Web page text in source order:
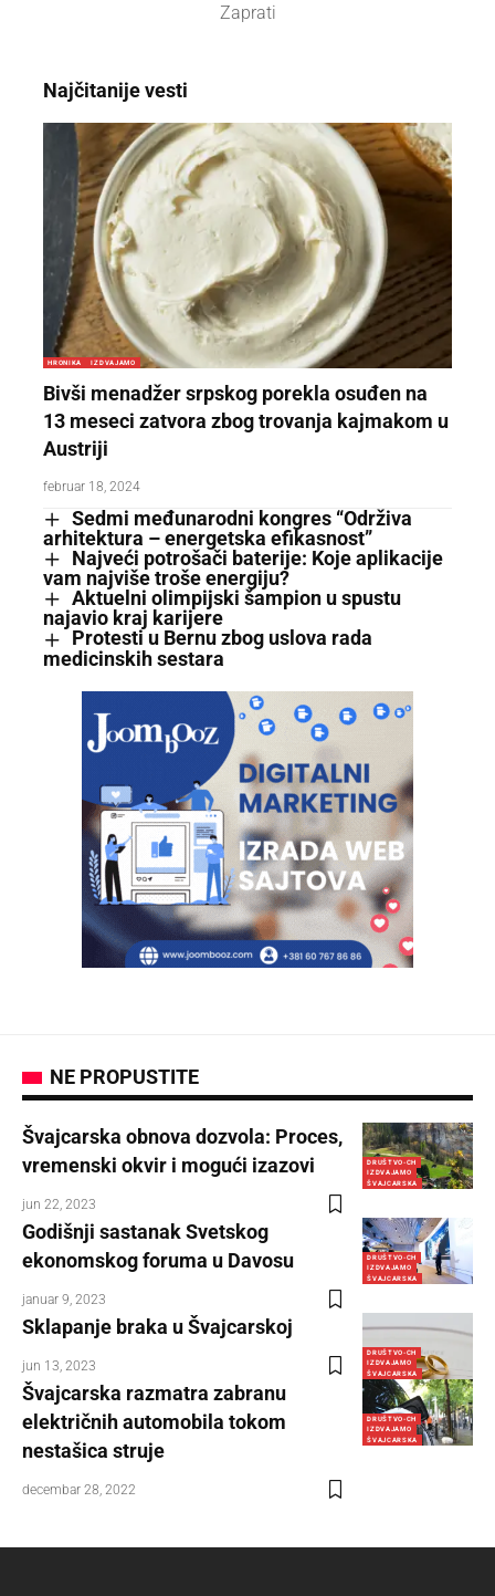
Zaprati
Najčitanije vesti
HRONIKA IZDVAJAMO
Bivši menadžer srpskog porekla osuđen na
13 meseci zatvora zbog trovanja kajmakom u
Austriji
februar 18, 2024
Sedmi međunarodni kongres “Održiva
arhitektura – energetska efikasnost”
Najveći potrošači baterije: Koje aplikacije
vam najviše troše energiju?
Aktuelni olimpijski šampion u spustu
najavio kraj karijere
Protesti u Bernu zbog uslova rada
medicinskih sestara
NE PROPUSTITE
DRUŠTVO-CH
IZDVAJAMO
ŠVAJCARSKA
Švajcarska obnova dozvola: Proces,
vremenski okvir i mogući izazovi
jun 22, 2023
DRUŠTVO-CH
IZDVAJAMO
ŠVAJCARSKA
Godišnji sastanak Svetskog
ekonomskog foruma u Davosu
januar 9, 2023
DRUŠTVO-CH
IZDVAJAMO
ŠVAJCARSKA
Sklapanje braka u Švajcarskoj
jun 13, 2023
DRUŠTVO-CH
IZDVAJAMO
ŠVAJCARSKA
Švajcarska razmatra zabranu
električnih automobila tokom
nestašica struje
decembar 28, 2022